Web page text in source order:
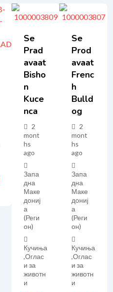
Se
Prad
Avaat
Bisho
N
Kuce
Nca
2
mont
hs
ago
Запа
дна
Маке
дониј
а
(Реги
он)
Кучиња
,Оглас
и за
животн
и
Se
Prod
Avaat
Frenc
H
Bulld
Og
2
mont
hs
ago
Запа
дна
Маке
дониј
а
(Реги
он)
Кучиња
,Оглас
и за
животн
и